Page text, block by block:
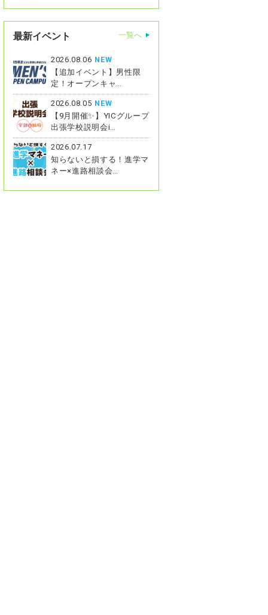
最新イベント 一覧へ
2026.08.06 NEW
【追加イベント】男性限
定！オープンキャ…
2026.08.05 NEW
【9月開催✨】YICグループ
出張学校説明会i…
2026.07.17
知らないと損する！進学マ
ネー×進路相談会…